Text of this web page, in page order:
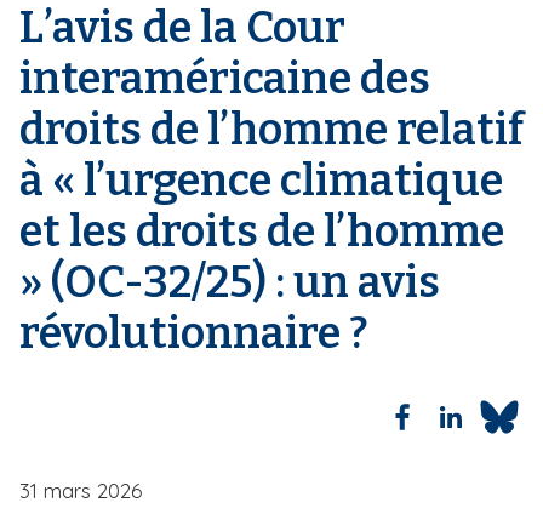
i
a
n
e
L’avis de la Cour
interaméricaine des
droits de l’homme relatif
à « l’urgence climatique
et les droits de l’homme
» (OC-32/25) : un avis
révolutionnaire ?
31 mars 2026